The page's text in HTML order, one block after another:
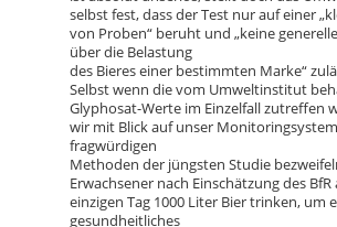
selbst fest, dass der Test nur auf einer
von Proben“ beruht und „keine
über die Belastung
des Bieres einer bestimmten Marke“
Selbst wenn die vom Umweltinstitut
Glyphosat-Werte im Einzelfall zutreffen
wir mit Blick auf unser
fragwürdigen
Methoden der jüngsten Studie
Erwachsener nach Einschätzung des BfR
einzigen Tag 1000 Liter Bier trinken, um
gesundheitliches